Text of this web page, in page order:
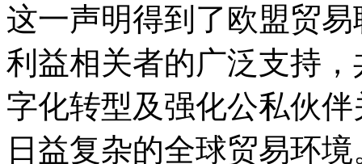
这一声明得到了欧盟贸
利益相关者的广泛支持
字化转型及强化公私伙
日益复杂的全球贸易环境